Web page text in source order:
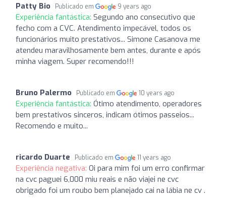
Patty Bio Publicado em 9 years ago
Experiência fantástica: Segundo ano consecutivo que
fecho com a CVC. Atendimento impecável, todos os
funcionários muito prestativos... Simone Casanova me
atendeu maravilhosamente bem antes, durante e após
minha viagem. Super recomendo!!!
Bruno Palermo Publicado em 10 years ago
Experiência fantástica: Ótimo atendimento, operadores
bem prestativos sinceros, indicam ótimos passeios...
Recomendo e muito...
ricardo Duarte Publicado em 11 years ago
Experiência negativa: Oi para mim foi um erro confirmar
na cvc paguei 6,000 miu reais e não viajei ne cvc
obrigado foi um roubo bem planejado cai na lábia ne cv .